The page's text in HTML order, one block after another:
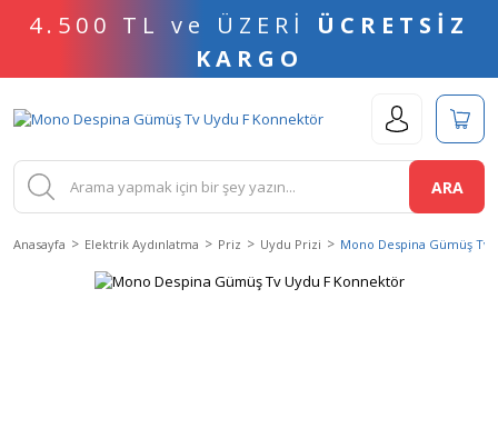
4.500 TL ve ÜZERİ ÜCRETSİZ
KARGO
ARA
Anasayfa Elektrik Aydınlatma Priz Uydu Prizi Mono Despina Gümüş Tv